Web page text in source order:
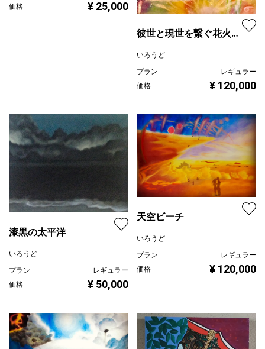
価格 ¥ 25,000
彼世と現世を繋ぐ花火師
いろうど
プラン
レギュラー
価格
¥ 120,000
漆黒の太平洋
いろうど
プラン
レギュラー
価格
¥ 50,000
天空ビーチ
いろうど
プラン
レギュラー
価格
¥ 120,000